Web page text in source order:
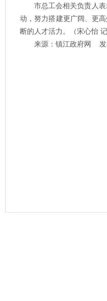
市总工会相关负责人表示
动，努力搭建更广阔、更
断的人才活力。（宋心怡 记
来源：镇江政府网 发